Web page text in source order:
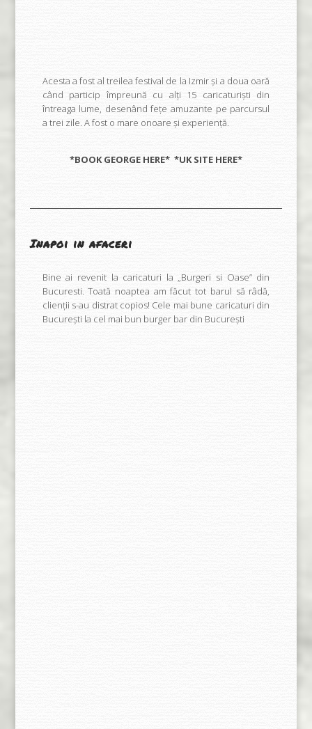
Acesta a fost al treilea festival de la Izmir și a doua oară
când particip împreună cu alți 15 caricaturiști din
întreaga lume, desenând fețe amuzante pe parcursul
a trei zile. A fost o mare onoare și experiență.
*BOOK GEORGE HERE* *UK SITE HERE*
Inapoi in afaceri
Bine ai revenit la caricaturi la „Burgeri si Oase” din
Bucuresti. Toată noaptea am făcut tot barul să râdă,
clienții s-au distrat copios! Cele mai bune caricaturi din
București la cel mai bun burger bar din București